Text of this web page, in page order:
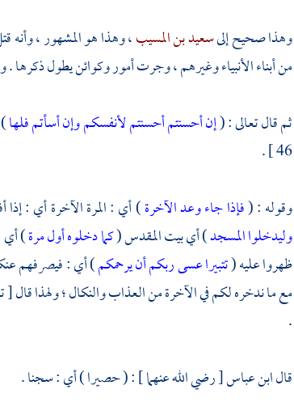
وهذا صحيح إلىسعيد بن المسيب، وهذا هو المشهور ، وأنه
من أبناء الأنبياء وغيرهم ، وجرت أمور وكوائن يطول ذكرها .
ثم قال تعالى : (إن أحسنتم أحسنتم لأنفسكم وإن أسأتم فلها
46 ] .
وقوله : (فإذا جاء وعد الآخرة) أي : المرة الآخرة أي : إذا
وليدخلوا المسجد) أيبيت المقدس(كما دخلوه أول مرة) أي
ظهروا عليه (تتبيرا عسى ربكم أن يرحمكم) أي : فيصرفهم
مع ما ندخره لكم في الآخرة من العذاب والنكال ؛ ولهذا قال
.
قالابن عباس[ رضي الله عنهما ] : ( حصيرا ) أي : سجنا .